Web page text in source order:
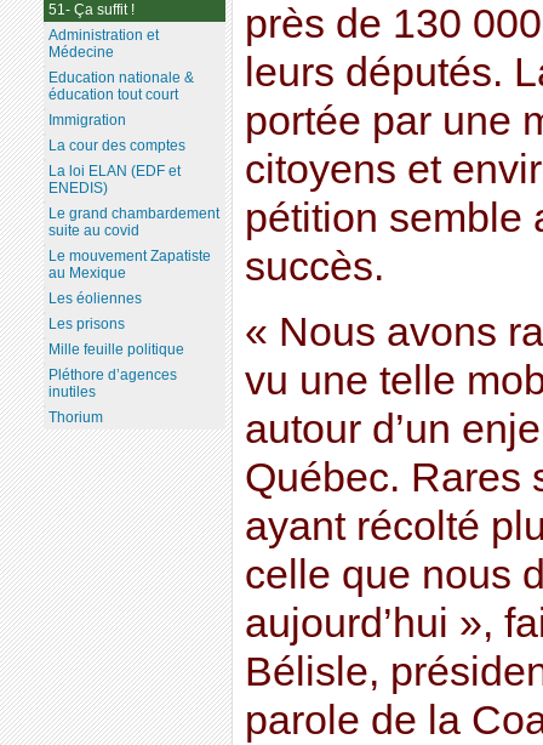
près de 130
leurs députés.
portée par une
citoyens et
pétition semble
succès.
« Nous avons
vu une telle
autour d’un
Québec. Rares
ayant récolté
celle que nous
aujourd’hui »,
Bélisle,
parole de la
51- Ça suffit !
Administration et
Médecine
Education nationale &
éducation tout court
Immigration
La cour des comptes
La loi ELAN (EDF et
ENEDIS)
Le grand chambardement
suite au covid
Le mouvement Zapatiste
au Mexique
Les éoliennes
Les prisons
Mille feuille politique
Pléthore d’agences
inutiles
Thorium